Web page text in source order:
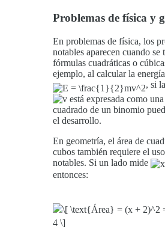
Problemas de física y
En problemas de física, los
notables aparecen cuando se
fórmulas cuadráticas o
ejemplo, al calcular la
, si
está expresada como
cuadrado de un binomio
el desarrollo.
En geometría, el área de
cubos también requiere el
notables. Si un lado mide
entonces: